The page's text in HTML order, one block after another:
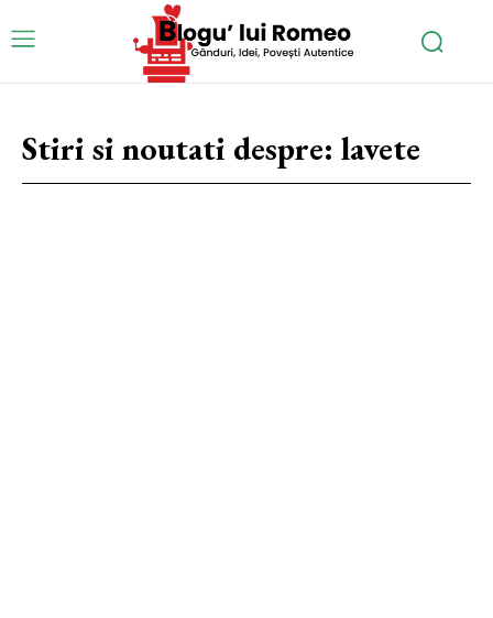
Stiri si noutati despre: lavete